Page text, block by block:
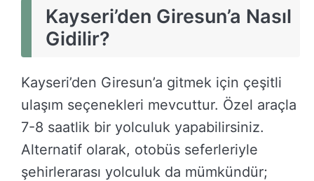
Kayseri’den Giresun’a Nasıl
Gidilir?
Kayseri’den Giresun’a gitmek için çeşitli
ulaşım seçenekleri mevcuttur. Özel araçla
7-8 saatlik bir yolculuk yapabilirsiniz.
Alternatif olarak, otobüs seferleriyle
şehirlerarası yolculuk da mümkündür;